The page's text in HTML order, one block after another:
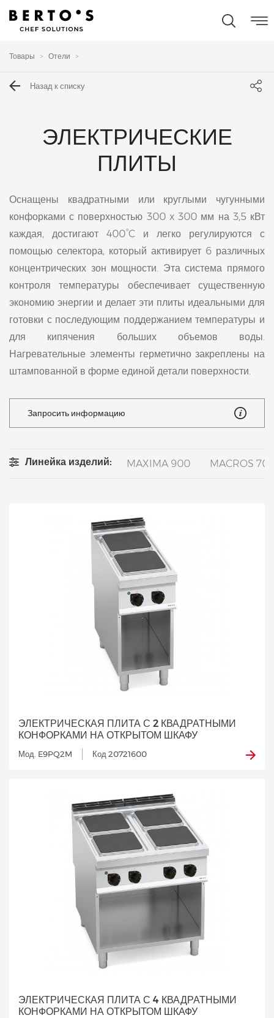
Товары Отели
Назад к списку
ЭЛЕКТРИЧЕСКИЕ
ПЛИТЫ
Оснащены квадратными или круглыми чугунными
конфорками с поверхностью 300 x 300 мм на 3,5 кВт
каждая, достигают 400°C и легко регулируются с
помощью селектора, который активирует 6 различных
концентрических зон мощности. Эта система прямого
контроля температуры обеспечивает существенную
экономию энергии и делает эти плиты идеальными для
готовки с последующим поддержанием температуры и
для кипячения больших объемов воды.
Нагревательные элементы герметично закреплены на
штампованной в форме единой детали поверхности.
Запросить информацию
Линейка изделий: MAXIMA 900 MACROS
ЭЛЕКТРИЧЕСКАЯ ПЛИТА С 2 КВАДРАТНЫМИ
КОНФОРКАМИ НА ОТКРЫТОМ ШКАФУ
Мод. E9PQ2M Код 20721600
ЭЛЕКТРИЧЕСКАЯ ПЛИТА С 4 КВАДРАТНЫМИ
КОНФОРКАМИ НА ОТКРЫТОМ ШКАФУ